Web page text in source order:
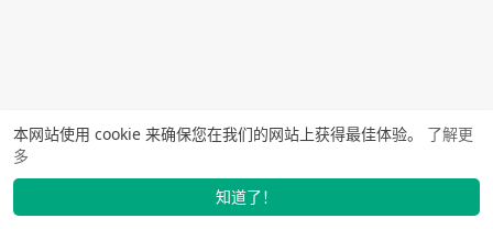
本网站使用 cookie 来确保您在我们的网站上获得最佳体验。 了解更
多
知道了！
发布